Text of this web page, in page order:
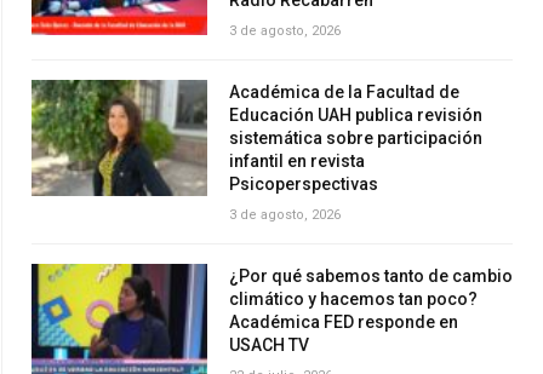
3 de agosto, 2026
Académica de la Facultad de
Educación UAH publica revisión
sistemática sobre participación
infantil en revista
Psicoperspectivas
3 de agosto, 2026
¿Por qué sabemos tanto de cambio
climático y hacemos tan poco?
Académica FED responde en
USACH TV